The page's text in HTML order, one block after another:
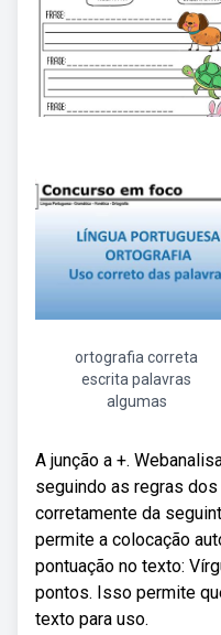
ortografia correta
escrita palavras
algumas
A junção a +.
seguindo as regras
corretamente da
permite a colocação
pontuação no texto:
pontos. Isso permite
texto para uso.